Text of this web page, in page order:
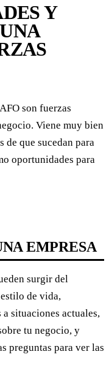
Y
son fuerzas
Viene muy bien
de que sucedan para
oportunidades para
EMPRESA
surgir del
de vida,
situaciones actuales,
tu negocio, y
preguntas para ver las